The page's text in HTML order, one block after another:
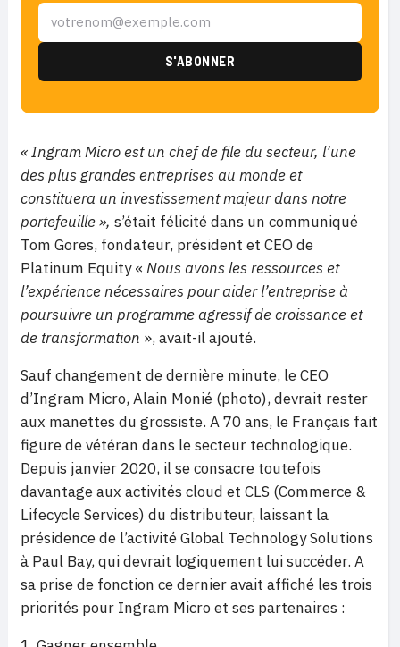
« Ingram Micro est un chef de file du secteur, l’une
des plus grandes entreprises au monde et
constituera un investissement majeur dans notre
portefeuille », s’était félicité dans un communiqué
Tom Gores, fondateur, président et CEO de
Platinum Equity « Nous avons les ressources et
l’expérience nécessaires pour aider l’entreprise à
poursuivre un programme agressif de croissance et
de transformation », avait-il ajouté.
Sauf changement de dernière minute, le CEO
d’Ingram Micro, Alain Monié (photo), devrait rester
aux manettes du grossiste. A 70 ans, le Français fait
figure de vétéran dans le secteur technologique.
Depuis janvier 2020, il se consacre toutefois
davantage aux activités cloud et CLS (Commerce &
Lifecycle Services) du distributeur, laissant la
présidence de l’activité Global Technology Solutions
à Paul Bay, qui devrait logiquement lui succéder. A
sa prise de fonction ce dernier avait affiché les trois
priorités pour Ingram Micro et ses partenaires :